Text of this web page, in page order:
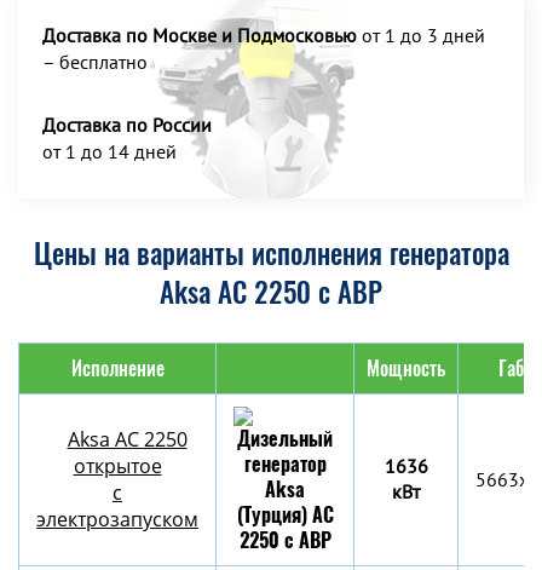
Доставка по Москве и Подмосковью от 1 до 3 дней
– бесплатно
Доставка по России
от 1 до 14 дней
Цены на варианты исполнения генератора
Aksa AC 2250 с АВР
Исполнение Мощность
Aksa AC 2250
открытое
с
электрозапуском
1636
кВт